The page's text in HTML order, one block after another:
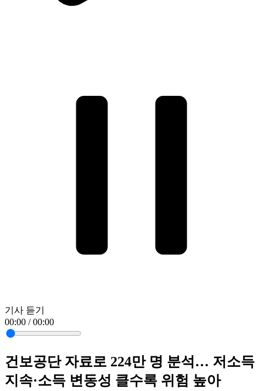
기사 듣기
00:00 / 00:00
건보공단 자료로 224만 명 분석… 저소득
지속·소득 변동성 클수록 위험 높아